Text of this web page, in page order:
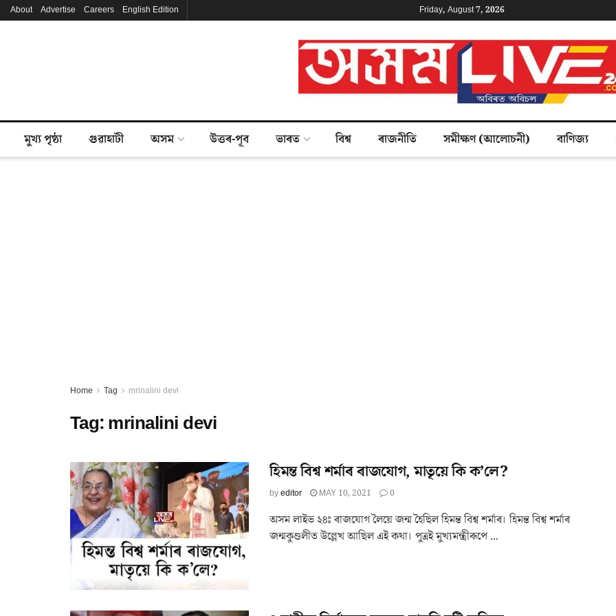
About Advertise Careers English Edition Friday, August 7, 2026
মুখ্য পৃষ্ঠা গুৱাহাটী অসম উত্তৰ-পূব ভাৰত বিশ্ব ৰাজনীতি সমীক্ষণ (আলোচনী) বাণিজ্য
Home Tag mrinalini devi
Tag:mrinalini devi
হিমন্ত বিশ্ব শৰ্মাৰ ৰাজযোগ, মাতৃয়ে কি ক’লে?
byeditor MAY 10, 2021 0
অসম লাইভ ২৪ঃ ৰাজযোগ লৈয়ে জন্ম হৈছিল হিমন্ত বিশ্ব শৰ্মাৰ। হিমন্ত বিশ্ব শৰ্মাৰ
জন্মকুণ্ডলীত উল্লেখ আছিল এই কথা। পুত্ৰই মুখ্যমন্ত্ৰীৰূপে ...